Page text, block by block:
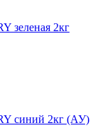
зеленая 2кг
синий 2кг (АУ)